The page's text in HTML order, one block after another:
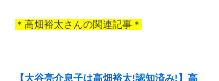
＊高畑裕太さんの関連記事＊
【大谷亮介息子は高畑裕太!認知済み!】高